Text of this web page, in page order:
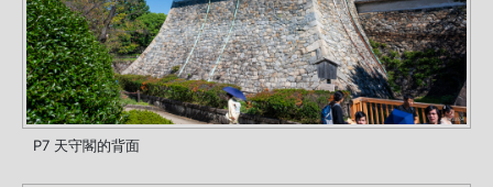
P7 天守閣的背面